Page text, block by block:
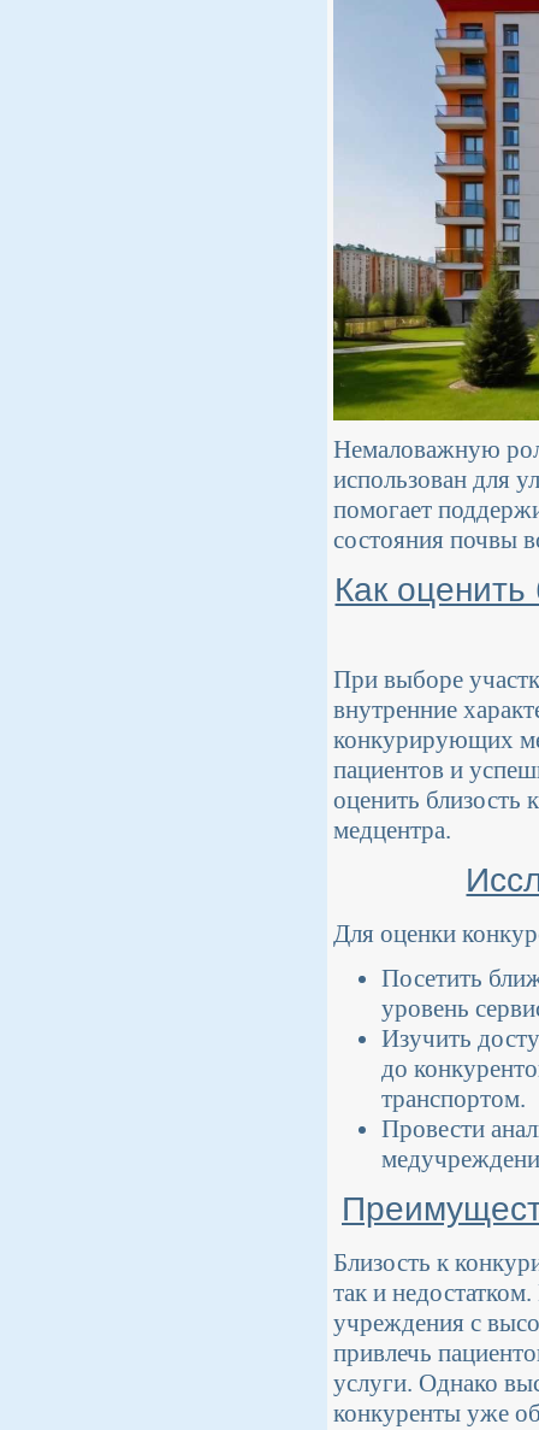
Немаловажную
использован для
помогает
состояния почвы
Как
При выборе
внутренние
конкурирующих
пациентов и
оценить близость
медцентра.
Для оценки
Посетить
уровень
Изучить
до
транспортом.
Провести
Близость к
так и
учреждения с
привлечь
услуги. Однако
конкуренты уже